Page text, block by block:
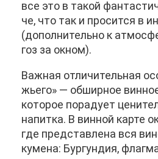
все это в та­кой
че, что так и про­сит­ся в
(до­пол­ни­тель­но к
гоз за ок­ном).
Важ­ная от­ли­чи­тель­ная
жье­го» — об­шир­ное
ко­то­рое по­ра­ду­ет
на­пит­ка. В вин­ной кар­те
где пред­став­ле­на вся
ку­ме­на: Бур­гун­дия,